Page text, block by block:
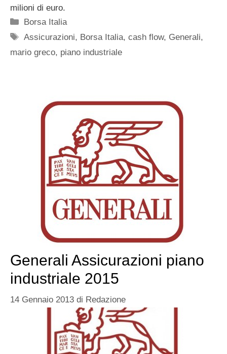
milioni di euro.
Categorie
Borsa Italia
Tag
Assicurazioni, Borsa Italia,cash flow, Generali,
mario greco, piano industriale
Generali Assicurazioni piano
industriale 2015
14 Gennaio 2013 di Redazione